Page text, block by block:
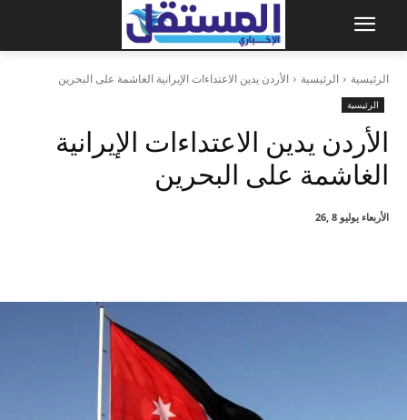
الرئيسية الرئيسية الأردن يدين الاعتداءات الإيرانية الغاشمة على البحرين
الرئيسية
الأردن يدين الاعتداءات الإيرانية
الغاشمة على البحرين
الأربعاء يوليو 8 ,26